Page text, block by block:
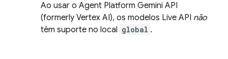
Ao usar o Agent Platform Gemini API
(formerly Vertex AI), os modelos Live API não
têm suporte no local global .